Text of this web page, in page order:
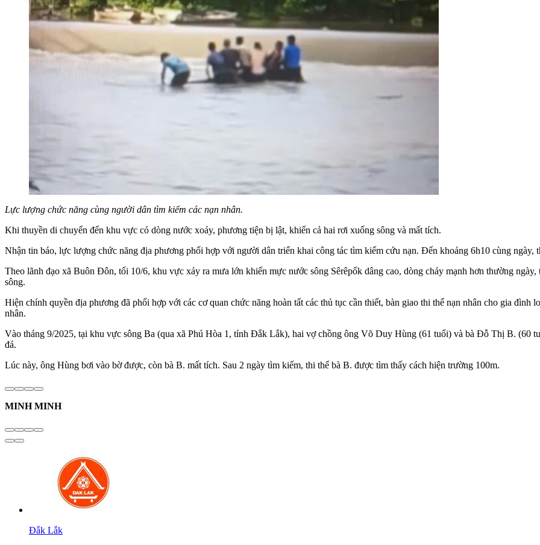
Lực lượng chức năng cùng người dân tìm kiếm các nạn nhân.
Khi thuyền di chuyển đến khu vực có dòng nước xoáy, phương tiện bị lật, khiến cả hai rơi xuống sông và mất tích.
Nhận tin báo, lực lượng chức năng địa phương phối hợp với người dân triển khai công tác tìm kiếm cứu nạn. Đến khoảng 6h10 cùng ngày,
Theo lãnh đạo xã Buôn Đôn, tối 10/6, khu vực xảy ra mưa lớn khiến mực nước sông Sêrêpốk dâng cao, dòng chảy mạnh hơn thường
sông.
Hiện chính quyền địa phương đã phối hợp với các cơ quan chức năng hoàn tất các thủ tục cần thiết, bàn giao thi thể nạn nhân cho gia đình
nhân.
Vào tháng 9/2025, tại khu vực sông Ba (qua xã Phú Hòa 1, tỉnh Đắk Lắk), hai vợ chồng ông Võ Duy Hùng (61 tuổi) và bà Đỗ Thị B. (60
đá.
Lúc này, ông Hùng bơi vào bờ được, còn bà B. mất tích. Sau 2 ngày tìm kiếm, thi thể bà B. được tìm thấy cách hiện trường 100m.
MINH MINH
Đắk Lắk